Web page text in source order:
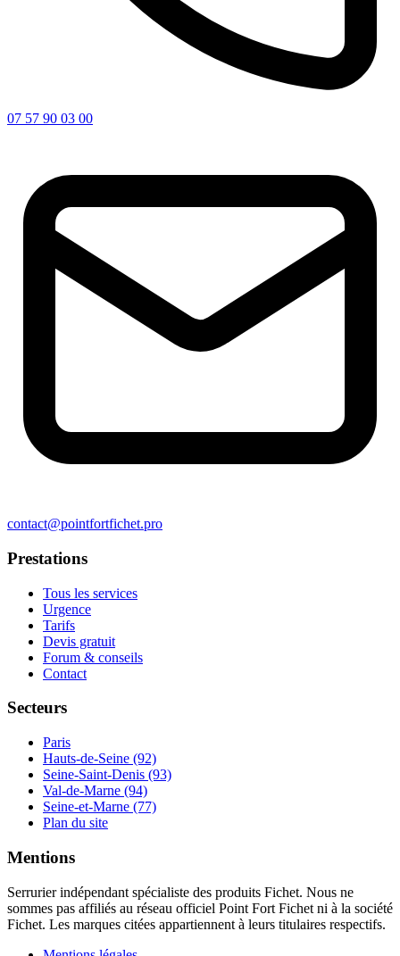
07 57 90 03 00
contact@pointfortfichet.pro
Prestations
Tous les services
Urgence
Tarifs
Devis gratuit
Forum & conseils
Contact
Secteurs
Paris
Hauts-de-Seine (92)
Seine-Saint-Denis (93)
Val-de-Marne (94)
Seine-et-Marne (77)
Plan du site
Mentions
Serrurier indépendant spécialiste des produits Fichet. Nous ne
sommes pas affiliés au réseau officiel Point Fort Fichet ni à la société
Fichet. Les marques citées appartiennent à leurs titulaires respectifs.